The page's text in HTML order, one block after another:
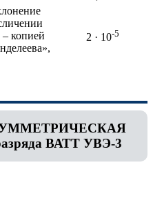
– копией
2 · 10-5
ВАТТ УВЭ-3